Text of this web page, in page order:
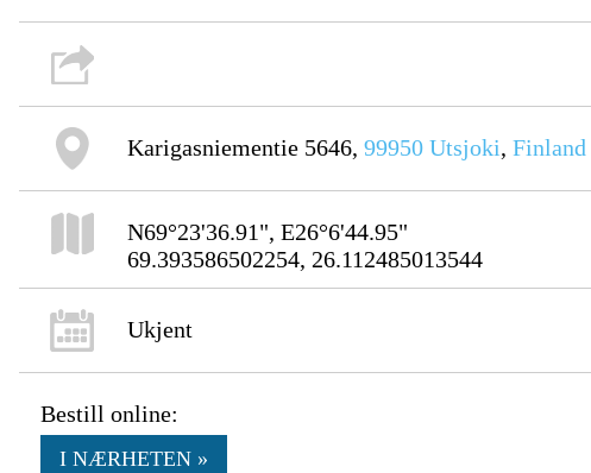
Karigasniementie 5646,99950 Utsjoki,Finland
N69°23'36.91", E26°6'44.95"
69.393586502254, 26.112485013544
Ukjent
Bestill online:
I NÆRHETEN »